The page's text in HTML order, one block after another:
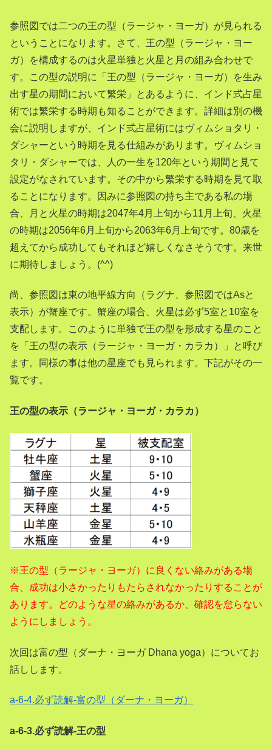
参照図では二つの王の型（ラージャ・ヨーガ）が見られる
ということになります。さて、王の型（ラージャ・ヨー
ガ）を構成するのは火星単独と火星と月の組み合わせで
す。この型の説明に「 王の型（ラージャ・ヨーガ）を生み
出す星の期間において繁栄」とあるように、インド式占星
術では繁栄する時期も知ることができます。詳細は別の機
会に説明しますが、インド式占星術にはヴィムショタリ・
ダシャーという時期を見る仕組みがあります。ヴィムショ
タリ・ダシャーでは、人の一生を120年という期間と見て
設定がなされています。その中から繁栄する時期を見て取
ることになります。因みに参照図の持ち主である私の場
合、月と火星の時期は2047年4月上旬から11月上旬、火星
の時期は2056年6月上旬から2063年6月上旬です。80歳を
超えてから成功してもそれほど嬉しくなさそうです。来世
に期待しましょう。(^^)
尚、参照図は東の地平線方向（ラグナ、参照図ではAsと
表示）が蟹座です。蟹座の場合、火星は必ず5室と10室を
支配します。このように単独で王の型を形成する星のこと
を「王の型の表示（ラージャ・ヨーガ・カラカ）」と呼び
ます。同様の事は他の星座でも見られます。下記がその一
覧です。
王の型の表示（ラージャ・ヨーガ・カラカ）
※王の型（ラージャ・ヨーガ）に良くない絡みがある場
合、成功は小さかったりもたらされなかったりすることが
あります。どのような星の絡みがあるか、確認を怠らない
ようにしましょう。
次回は富の型（ダーナ・ヨーガ Dhana yoga）についてお
話しします。
a-6-4.必ず読解-富の型（ダーナ・ヨーガ）
a-6-3.必ず読解-王の型